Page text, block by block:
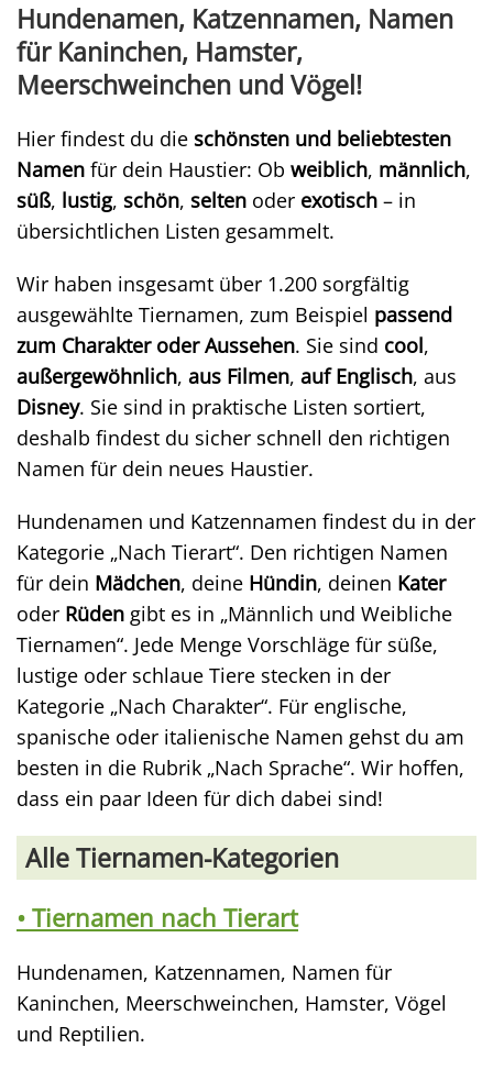
Hundenamen, Katzennamen, Namen
für Kaninchen, Hamster,
Meerschweinchen und Vögel!
Hier findest du die schönsten und beliebtesten
Namen für dein Haustier: Ob weiblich, männlich,
süß, lustig, schön, selten oder exotisch – in
übersichtlichen Listen gesammelt.
Wir haben insgesamt über 1.200 sorgfältig
ausgewählte Tiernamen, zum Beispiel passend
zum Charakter oder Aussehen. Sie sind cool,
außergewöhnlich, aus Filmen, auf Englisch, aus
Disney. Sie sind in praktische Listen sortiert,
deshalb findest du sicher schnell den richtigen
Namen für dein neues Haustier.
Hundenamen und Katzennamen findest du in der
Kategorie „Nach Tierart“. Den richtigen Namen
für dein Mädchen, deine Hündin, deinen Kater
oder Rüden gibt es in „Männlich und Weibliche
Tiernamen“. Jede Menge Vorschläge für süße,
lustige oder schlaue Tiere stecken in der
Kategorie „Nach Charakter“. Für englische,
spanische oder italienische Namen gehst du am
besten in die Rubrik „Nach Sprache“. Wir hoffen,
dass ein paar Ideen für dich dabei sind!
Alle Tiernamen-Kategorien
• Tiernamen nach Tierart
Hundenamen, Katzennamen, Namen für
Kaninchen, Meerschweinchen, Hamster, Vögel
und Reptilien.